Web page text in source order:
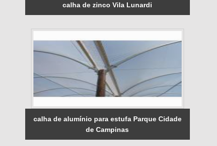
calha de zinco Vila Lunardi
calha de alumínio para estufa Parque Cidade
de Campinas